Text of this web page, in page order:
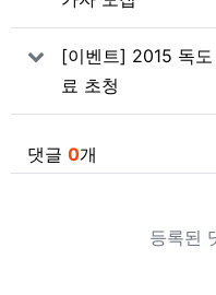
[이벤트] 2015 독
료 초청
댓글 0개
등록된